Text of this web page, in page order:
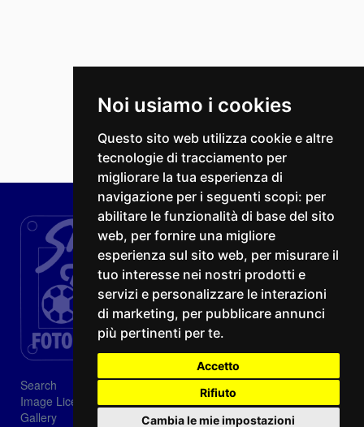
Noi usiamo i cookies
Questo sito web utilizza cookie e altre
tecnologie di tracciamento per
migliorare la tua esperienza di
navigazione per i seguenti scopi: per
abilitare le funzionalità di base del sito
web, per fornire una migliore
esperienza sul sito web, per misurare il
tuo interesse nei nostri prodotti e
servizi e personalizzare le interazioni
di marketing, per pubblicare annunci
più pertinenti per te.
Accetto
Rifiuto
Cambia le mie impostazioni
Search
Image Licenses
Gallery